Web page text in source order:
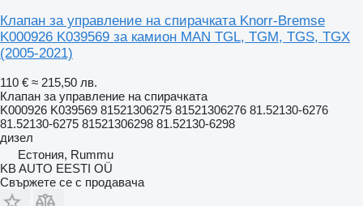
Клапан за управление на спирачката Knorr-Bremse
K000926 K039569 за камион MAN TGL, TGM, TGS, TGX
(2005-2021)
110 € ≈ 215,50 лв.
Клапан за управление на спирачката
K000926 K039569 81521306275 81521306276 81.52130-6276
81.52130-6275 81521306298 81.52130-6298
дизел
Естония, Rummu
KB AUTO EESTI OÜ
Свържете се с продавача